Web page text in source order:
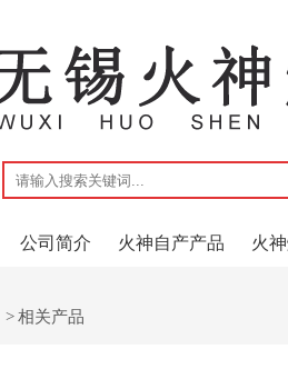
公司简介 火神自产产品 火
>相关产品